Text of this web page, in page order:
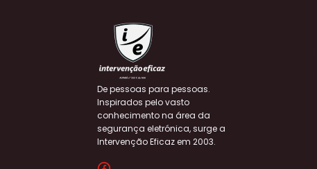
De pessoas para pessoas.
Inspirados pelo vasto
conhecimento na área da
segurança eletrónica, surge a
Intervenção Eficaz em 2003.